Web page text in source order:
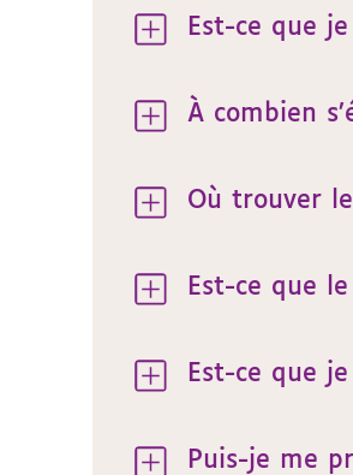
Est-ce que
À combien
Où trouver
Est-ce que
Est-ce que
Puis-je me